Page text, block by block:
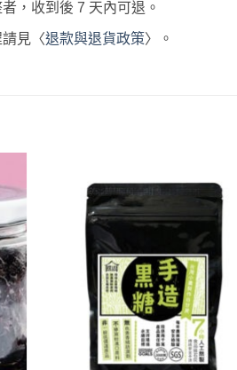
，收到後 7 天內可退。
見〈退款與退貨政策〉。